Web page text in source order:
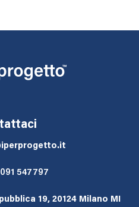
547797
19, 20124 Milano MI